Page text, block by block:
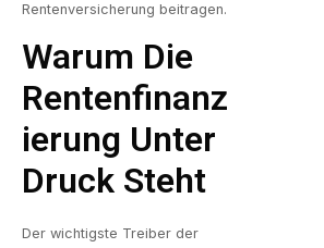
Rentenversicherung beitragen.
Warum Die
Rentenfinanz
Ierung Unter
Druck Steht
Der wichtigste Treiber der